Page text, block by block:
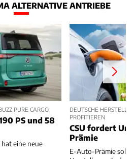
ALTERNATIVE ANTRIEBE
PURE CARGO
PS und 58
eine neue
DEUTSCHE
PROFITIEREN
CSU fordert
Prämie
E-Auto-Prämie soll